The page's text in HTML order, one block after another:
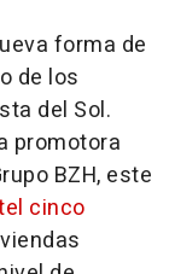
forma de
de los
del Sol.
promotora
BZH, este
cinco